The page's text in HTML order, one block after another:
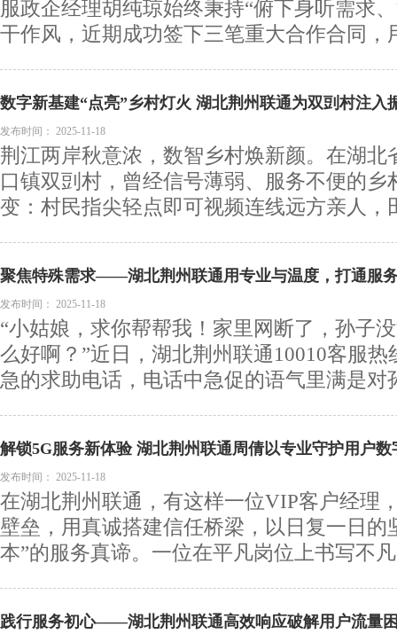
服政企经理胡纯琼始终秉持“俯下身听需求
干作风，近期成功签下三笔重大合作合同，
数字新基建“点亮”乡村灯火 湖北荆州联通为双剅村注入
发布时间： 2025-11-18
荆江两岸秋意浓，数智乡村焕新颜。在湖北
口镇双剅村，曾经信号薄弱、服务不便的乡
变：村民指尖轻点即可视频连线远方亲人，
聚焦特殊需求——湖北荆州联通用专业与温度，打通服
发布时间： 2025-11-18
“小姑娘，求你帮帮我！家里网断了，孙子
么好啊？”近日，湖北荆州联通10010客服
急的求助电话，电话中急促的语气里满是对
解锁5G服务新体验 湖北荆州联通周倩以专业守护用户数
发布时间： 2025-11-18
在湖北荆州联通，有这样一位VIP客户经理
壁垒，用真诚搭建信任桥梁，以日复一日的
本”的服务真谛。一位在平凡岗位上书写不
践行服务初心——湖北荆州联通高效响应破解用户流量